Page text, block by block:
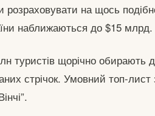
розраховувати на щось
наближаються до $15 млрд.
туристів щорічно обирають
стрічок. Умовний топ-лист